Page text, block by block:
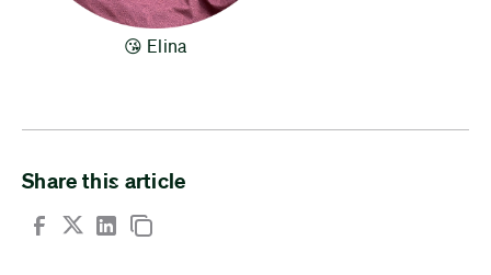
😘 Elina
Share this article